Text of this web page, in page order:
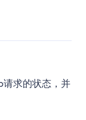
求的状态，并